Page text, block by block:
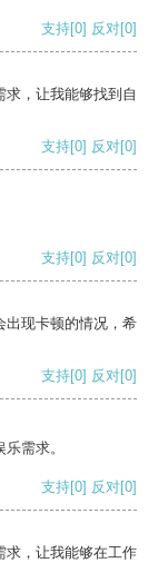
支持[0] 反对[0]
，让我能够找到自
支持[0] 反对[0]
支持[0] 反对[0]
出现卡顿的情况，希
支持[0] 反对[0]
需求。
支持[0] 反对[0]
求，让我能够在工作